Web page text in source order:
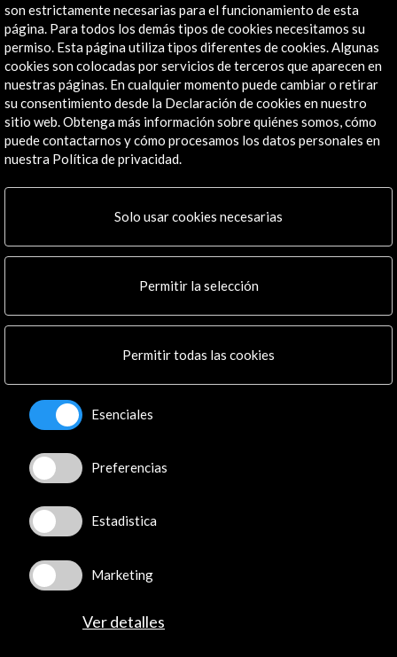
José Abascal, 4 - 4º
28003 Madrid, España
Canales de contacto
Explora
Institucional
Actividades
Multimedia
Boletín digital
Conecta
(Twitter)
LinkedIn
Facebook
Youtube
Spotify
TikTok
son estrictamente necesarias para el funcionamiento de esta
página. Para todos los demás tipos de cookies necesitamos su
permiso. Esta página utiliza tipos diferentes de cookies. Algunas
cookies son colocadas por servicios de terceros que aparecen en
nuestras páginas. En cualquier momento puede cambiar o retirar
su consentimiento desde la Declaración de cookies en nuestro
sitio web. Obtenga más información sobre quiénes somos, cómo
puede contactarnos y cómo procesamos los datos personales en
nuestra Política de privacidad.
Solo usar cookies necesarias
Permitir la selección
Permitir todas las cookies
Esenciales
Preferencias
Estadistica
Marketing
Ver detalles